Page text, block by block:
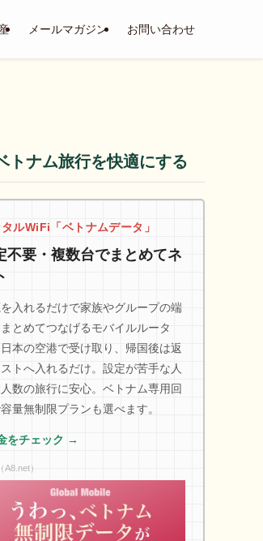
メールマガジン お問い合わせ
トナム旅行を快適にする
タルWiFi「ベトナムデータ」
不要・複数台でまとめてネ
入れるだけで家族やグループの端
とめてつなげるモバイルルータ
本の空港で受け取り、帰国後は返
トへ入れるだけ。設定が苦手な人
数の旅行に安心。ベトナム専用回
量無制限プランも選べます。
をチェック →
A8.net）